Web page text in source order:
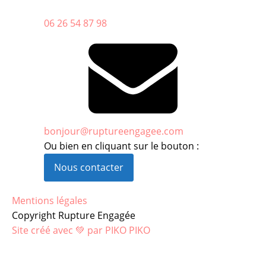
06 26 54 87 98
bonjour@ruptureengagee.com
Ou bien en cliquant sur le bouton :
Nous contacter
Mentions légales
Copyright Rupture Engagée
Site créé avec 💚 par PIKO PIKO